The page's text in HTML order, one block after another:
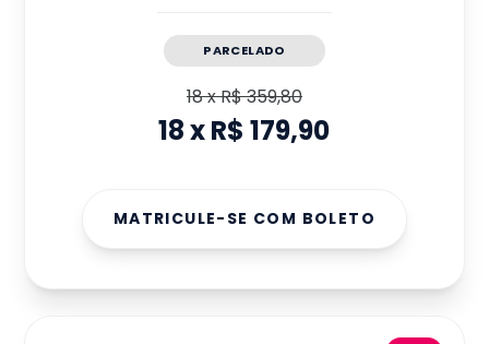
PARCELADO
18xR$ 359,80
18xR$ 179,90
MATRICULE-SE COM BOLETO